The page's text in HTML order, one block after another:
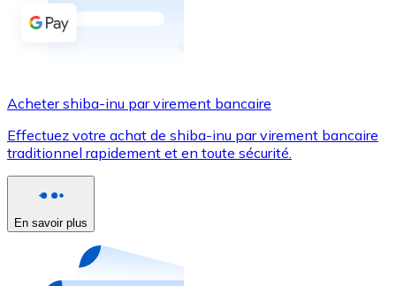
Virement SEPA
Utilisez les cartes Visa et Mastercard pour acheter
Acheter avec carte
Nouveau
Achetez des cartes-cadeaux de vos marques
Acheter shiba-inu par virement bancaire
Effectuez votre achat de shiba-inu par virement bancaire
traditionnel rapidement et en toute sécurité.
En savoir plus